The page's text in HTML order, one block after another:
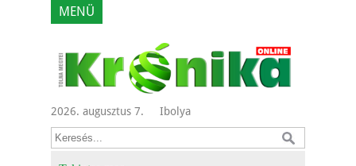
MENÜ
2026. augusztus 7. Ibolya